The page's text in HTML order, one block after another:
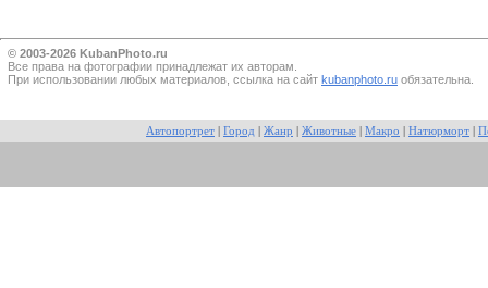
© 2003-2026 KubanPhoto.ru
Все прaва на фотографии принадлежат их авторам.
При использовании любых материалов, ссылка на сайт kubanphoto.ru обязательна.
Автопортрет Город Жанр Животные Макро Натюрморт